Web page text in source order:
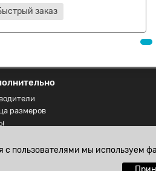
заказ
размеров
пользователями мы